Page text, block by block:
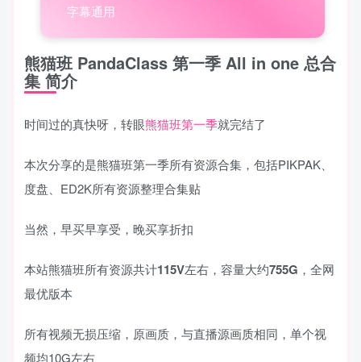
字幕通用
熊猫班 PandaClass 第一季 All in one 总合
集 简介
时间过的真快呀，转眼熊猫班第一季就完结了
本次分享的是熊猫班第一季所有资源合集，包括PIKPAK、
度盘、ED2K所有资源整理合集贴
当然，早买早享受，晚买享折扣
本站熊猫班所有资源共计115V左右，容量大约755G ，全网
最优版本
所有视频无损压缩，原画质，与直播源画质相同，单个视
频均10G左右